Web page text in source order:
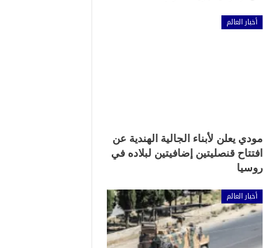
أخبار العالم
مودي يعلن لأبناء الجالية الهندية عن
افتتاح قنصليتين إضافيتين لبلاده في
روسيا
أخبار العالم